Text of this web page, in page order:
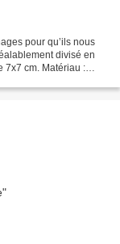
pour qu’ils nous
divisé en
7x7 cm. Matériau :